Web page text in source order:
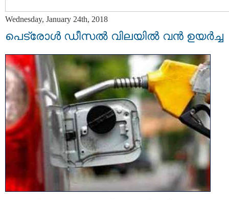
Wednesday, January 24th, 2018
പെട്രോൾ ഡീസൽ വിലയിൽ വൻ ഉയർച്ച